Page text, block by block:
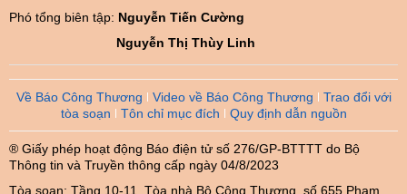
Phó tổng biên tập: Nguyễn Tiến Cường
Nguyễn Thị Thùy Linh
Về Báo Công Thương Video về Báo Công Thương
Trao đổi với
tòa soạn
Tôn chỉ mục đích Quy định dẫn nguồn
® Giấy phép hoạt động Báo điện tử số 276/GP-BTTTT do Bộ
Thông tin và Truyền thông cấp ngày 04/8/2023
Tòa soạn: Tầng 10-11, Tòa nhà Bộ Công Thương, số 655 Phạm